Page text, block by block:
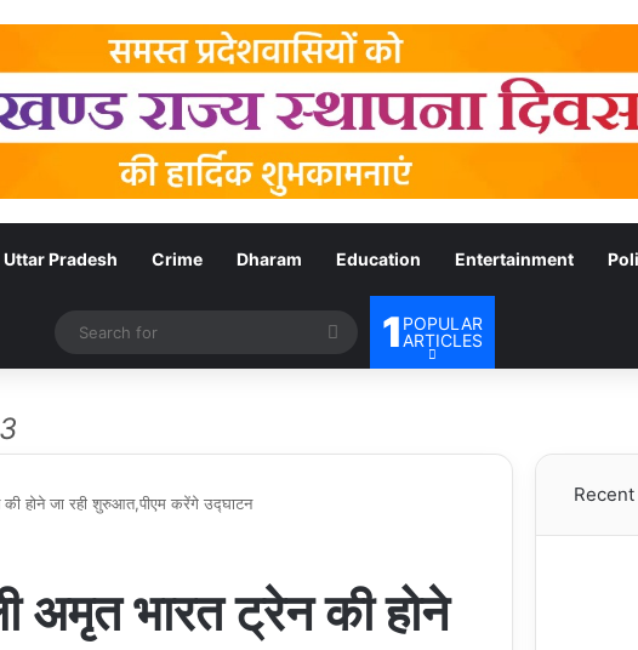
Uttar Pradesh Crime Dharam Education Entertainment
Search
for
1 POPULAR
ARTICLES
होने जा रही शुरुआत,पीएम करेंगे उद्घाटन
अमृत भारत ट्रेन की होने
Recent